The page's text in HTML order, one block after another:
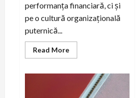
performanța financiară, ci și
pe o cultură organizațională
puternică...
Read MoreRead
more
creezi